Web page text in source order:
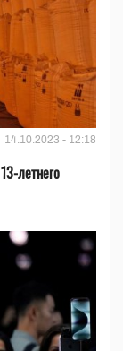
14.10.2023 - 12:18
летнего